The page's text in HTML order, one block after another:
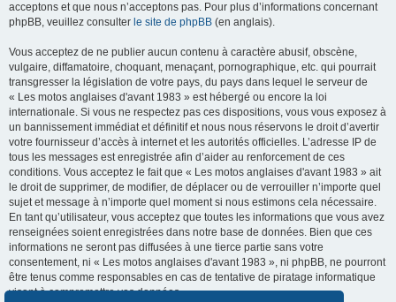
acceptons et que nous n’acceptons pas. Pour plus d’informations concernant
phpBB, veuillez consulter le site de phpBB (en anglais).
Vous acceptez de ne publier aucun contenu à caractère abusif, obscène,
vulgaire, diffamatoire, choquant, menaçant, pornographique, etc. qui pourrait
transgresser la législation de votre pays, du pays dans lequel le serveur de
« Les motos anglaises d'avant 1983 » est hébergé ou encore la loi
internationale. Si vous ne respectez pas ces dispositions, vous vous exposez à
un bannissement immédiat et définitif et nous nous réservons le droit d’avertir
votre fournisseur d’accès à internet et les autorités officielles. L’adresse IP de
tous les messages est enregistrée afin d’aider au renforcement de ces
conditions. Vous acceptez le fait que « Les motos anglaises d'avant 1983 » ait
le droit de supprimer, de modifier, de déplacer ou de verrouiller n’importe quel
sujet et message à n’importe quel moment si nous estimons cela nécessaire.
En tant qu’utilisateur, vous acceptez que toutes les informations que vous avez
renseignées soient enregistrées dans notre base de données. Bien que ces
informations ne seront pas diffusées à une tierce partie sans votre
consentement, ni « Les motos anglaises d'avant 1983 », ni phpBB, ne pourront
être tenus comme responsables en cas de tentative de piratage informatique
visant à compromettre vos données.